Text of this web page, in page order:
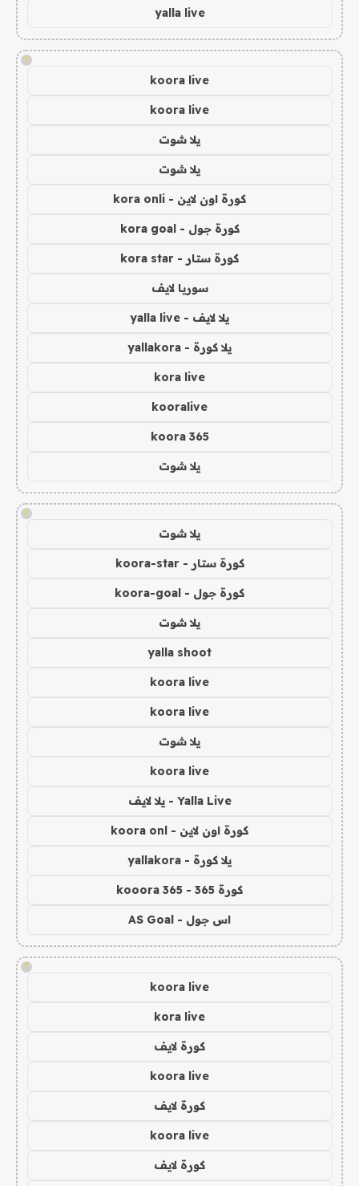
yalla live
!
koora live
koora live
يلا شوت
يلا شوت
كورة اون لاين - kora onli
كورة جول - kora goal
كورة ستار - kora star
سوريا لايف
يلا لايف - yalla live
يلا كورة - yallakora
kora live
kooralive
koora 365
يلا شوت
!
يلا شوت
كورة ستار - koora-star
كورة جول - koora-goal
يلا شوت
yalla shoot
koora live
koora live
يلا شوت
koora live
Yalla Live - يلا لايف
كورة اون لاين - koora onl
يلا كورة - yallakora
كورة 365 - kooora 365
اس جول - AS Goal
!
koora live
kora live
كورة لايف
koora live
كورة لايف
koora live
كورة لايف